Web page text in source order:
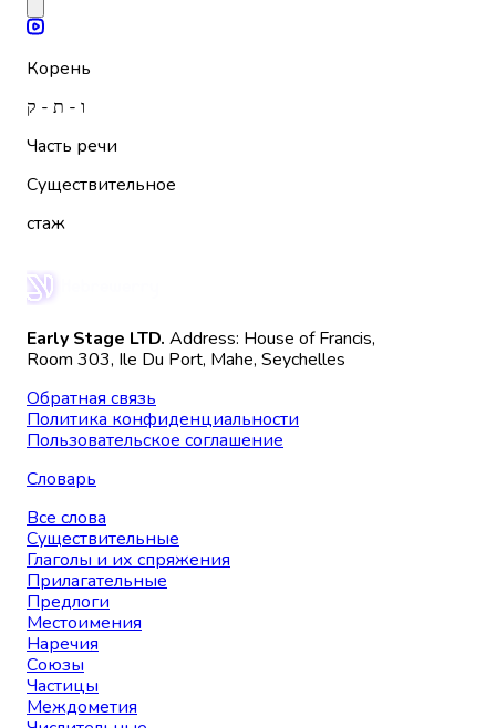
Корень
ו - ת - ק
Часть речи
Существительное
стаж
Early Stage LTD. Address: House of Francis,
Room 303, Ile Du Port, Mahe, Seychelles
Обратная связь
Политика конфиденциальности
Пользовательское соглашение
Словарь
Все слова
Существительные
Глаголы и их спряжения
Прилагательные
Предлоги
Местоимения
Наречия
Союзы
Частицы
Междометия